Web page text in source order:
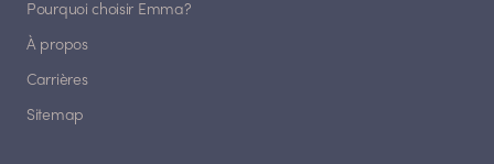
Pourquoi choisir Emma?
À propos
Carrières
Sitemap